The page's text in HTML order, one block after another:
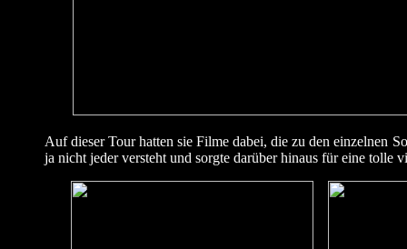
Auf dieser Tour hatten sie Filme dabei, die zu den einzelnen
ja nicht jeder versteht und sorgte darüber hinaus für eine tolle